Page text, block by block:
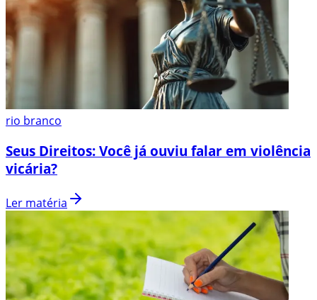
rio branco
Seus Direitos: Você já ouviu falar em violência
vicária?
Ler matéria